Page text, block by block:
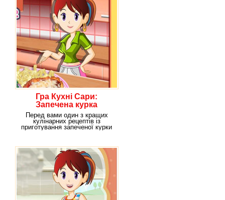
Гра Кухні Сари:
Запечена курка
Перед вами один з кращих
кулінарних рецептів із
приготування запеченої курки